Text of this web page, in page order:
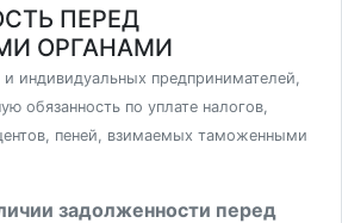
ПЕРЕД
ОРГАНАМИ
и индивидуальных предпринимателей,
обязанность по уплате налогов,
пеней, взимаемых таможенными
задолженности перед